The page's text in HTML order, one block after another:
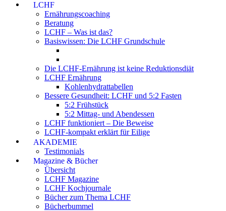
LCHF
Ernährungscoaching
Beratung
LCHF – Was ist das?
Basiswissen: Die LCHF Grundschule
Die LCHF-Ernährung ist keine Reduktionsdiät
LCHF Ernährung
Kohlenhydrattabellen
Bessere Gesundheit: LCHF und 5:2 Fasten
5:2 Frühstück
5:2 Mittag- und Abendessen
LCHF funktioniert – Die Beweise
LCHF-kompakt erklärt für Eilige
AKADEMIE
Testimonials
Magazine & Bücher
Übersicht
LCHF Magazine
LCHF Kochjournale
Bücher zum Thema LCHF
Bücherbummel